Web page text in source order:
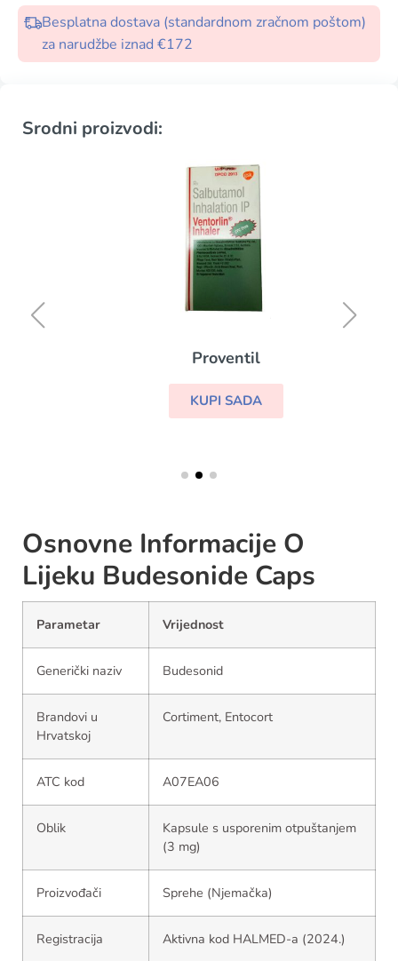
Besplatna dostava (standardnom zračnom poštom)
za narudžbe iznad €172
Srodni proizvodi:
Proventil
KUPI SADA
Osnovne Informacije O
Lijeku Budesonide Caps
Parametar Vrijednost
Generički naziv Budesonid
Brandovi u
Hrvatskoj
Cortiment, Entocort
ATC kod A07EA06
Oblik
Kapsule s usporenim otpuštanjem
(3 mg)
Proizvođači Sprehe (Njemačka)
Registracija Aktivna kod HALMED-a (2024.)